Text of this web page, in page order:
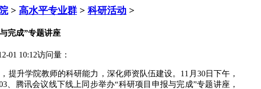
> 高水平专业群 > 科研活动 >
完成”专题讲座
01 10:12访问量：
提升学院教师的科研能力，深化师资队伍建设。11月30日下午，
、腾讯会议线下线上同步举办“科研项目申报与完成”专题讲座，